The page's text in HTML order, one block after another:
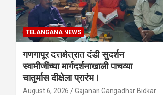
TELANGANA NEWS
गणगापूर दत्तक्षेत्रात दंडी सुदर्शन
स्वामीजींच्या मार्गदर्शनाखाली पाचव्या
चातुर्मास दीक्षेला प्रारंभ।
August 6, 2026 Gajanan Gangadhar Bidkar